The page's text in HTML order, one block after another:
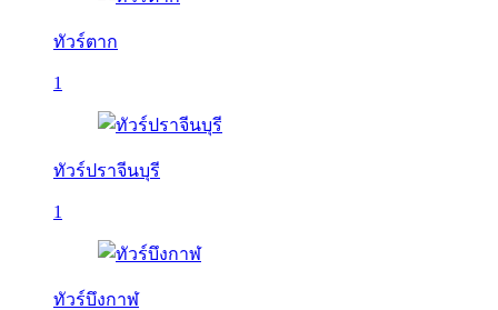
ทัวร์ตาก
1
ทัวร์ปราจีนบุรี
1
ทัวร์บึงกาฬ